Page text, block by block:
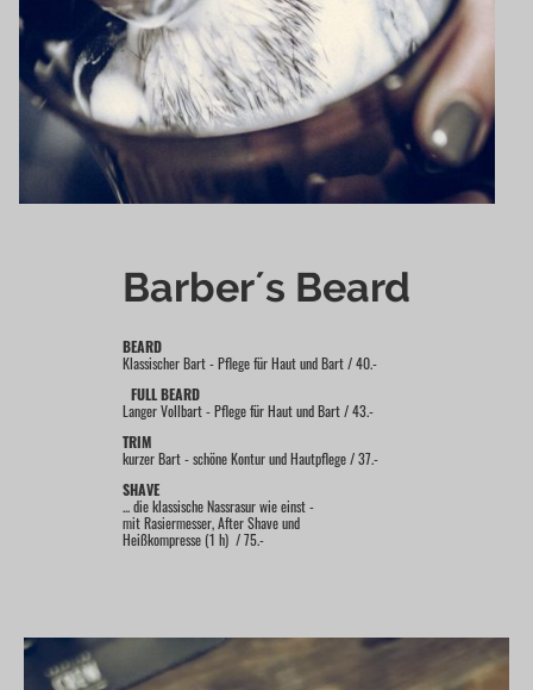
Barber´s Beard
BEARD
Klassischer Bart - Pflege für Haut und Bart / 40.-
FULL BEARD
Langer Vollbart - Pflege für Haut und Bart / 43.-
TRIM
kurzer Bart - schöne Kontur und Hautpflege / 37.-
SHAVE
... die klassische Nassrasur wie einst -
mit Rasiermesser, After Shave und
Heißkompresse (1 h) / 75.-